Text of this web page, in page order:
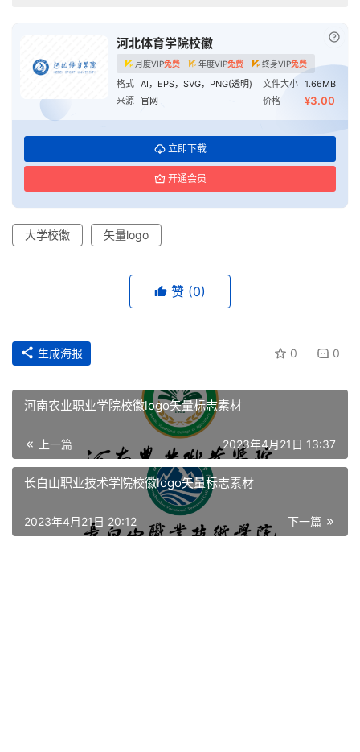
首
页
资
平
面
空
河北体育学院校徽
月度VIP免费 年度VIP免费 终身VIP免费
格式 AI，EPS，SVG，PNG(透明) 文件大小 1.66MB
来源 官网 价格 ¥3.00
立即下载
开通会员
大学校徽 矢量logo
赞 (0)
生成海报 0 0
河南农业职业学院校徽logo矢量标志素材
上一篇 2023年4月21日 13:37
长白山职业技术学院校徽logo矢量标志素材
下一篇
2023年4月21日 20:12